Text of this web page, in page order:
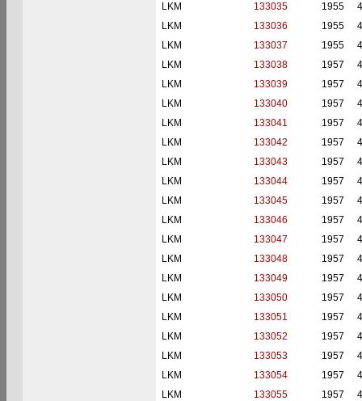
LKM
133035 1955
LKM
133036 1955
LKM
133037 1955
LKM
133038 1957
LKM
133039 1957
LKM
133040 1957
LKM
133041 1957
LKM
133042 1957
LKM
133043 1957
LKM
133044 1957
LKM
133045 1957
LKM
133046 1957
LKM
133047 1957
LKM
133048 1957
LKM
133049 1957
LKM
133050 1957
LKM
133051 1957
LKM
133052 1957
LKM
133053 1957
LKM
133054 1957
LKM
133055 1957